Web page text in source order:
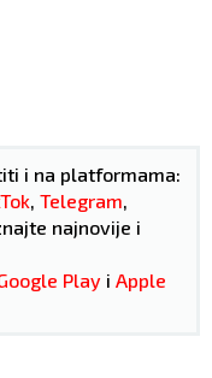
i na platformama:
, Telegram,
najnovije i
Play i Apple